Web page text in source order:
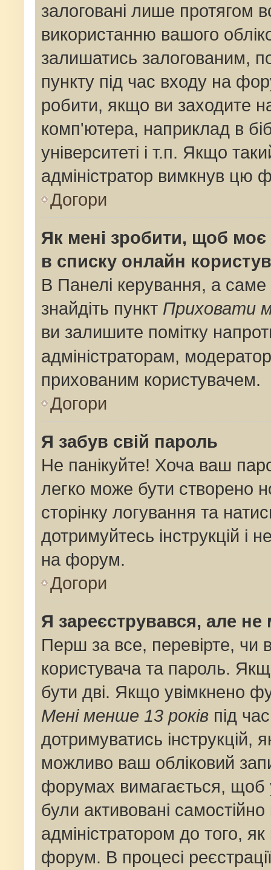
залоговані лише протягом
використанню вашого
залишатись залогованим,
пункту під час входу на
робити, якщо ви заходите
комп'ютера, наприклад в
університеті і т.п. Якщо
адміністратор вимкнув цю
Догори
Як мені зробити, щоб моє
в списку онлайн
В Панелі керування, а
знайдіть пункт Приховати
ви залишите помітку
адміністраторам,
прихованим користувачем.
Догори
Я забув свій пароль
Не панікуйте! Хоча ваш
легко може бути створено
сторінку логування та
дотримуйтесь інструкцій і
на форум.
Догори
Я зареєструвався, але
Перш за все, перевірте, чи
користувача та пароль.
бути дві. Якщо увімкнено
Мені менше 13 років під
дотримуватись інструкцій,
можливо ваш обліковий
форумах вимагається, щоб
були активовані
адміністратором до того,
форум. В процесі